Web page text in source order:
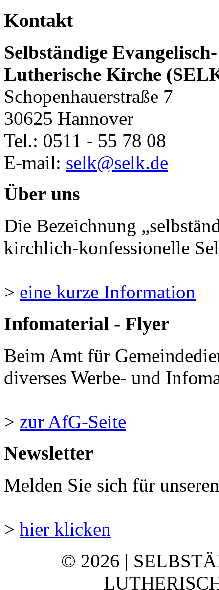
Kontakt
Selbständige Evangelisch-
Lutherische Kirche
Schopenhauerstraße 7
30625 Hannover
Tel.: 0511 - 55 78 08
E-mail: selk@selk.de
Über uns
Die Bezeichnung
kirchlich-konfessionelle
> eine kurze Information
Infomaterial - Flyer
Beim Amt für
diverses Werbe- und
> zur AfG-Seite
Newsletter
Melden Sie sich für
> hier klicken
© 2026 |